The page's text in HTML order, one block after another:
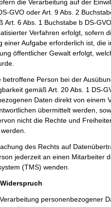
die Verarbeitung auf der
GVO oder Art. 9 Abs. 2
Art. 6 Abs. 1 Buchstabe b DS-
Verfahren erfolgt, sofern
einer Aufgabe erforderlich ist, die
öffentlicher Gewalt erfolgt,
betroffene Person bei der
gemäß Art. 20 Abs. 1 DS-
Daten direkt von einem
übermittelt werden,
nicht die Rechte und
des Rechts auf
jederzeit an einen Mitarbeiter
(TMS) wenden.
personenbezogener